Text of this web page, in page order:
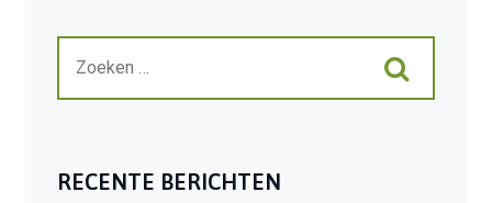
RECENTE BERICHTEN